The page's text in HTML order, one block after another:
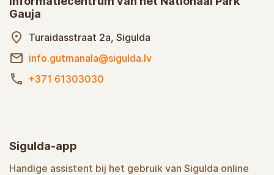
Gauja
Turaidasstraat 2a, Sigulda
info.gutmanala@sigulda.lv
+371 61303030
Sigulda-app
Handige assistent bij het gebruik van Sigulda online